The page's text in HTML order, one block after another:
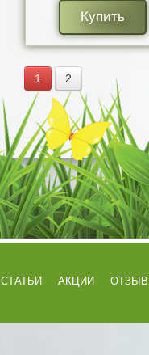
Купить
1 2
СТАТЬИ АКЦИИ